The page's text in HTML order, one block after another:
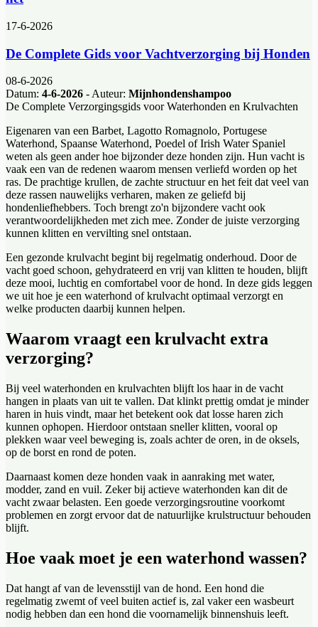
17-6-2026
De Complete Gids voor Vachtverzorging bij Honden
08-6-2026
Datum: 4-6-2026 - Auteur: Mijnhondenshampoo
De Complete Verzorgingsgids voor Waterhonden en Krulvachten
Eigenaren van een Barbet, Lagotto Romagnolo, Portugese
Waterhond, Spaanse Waterhond, Poedel of Irish Water Spaniel
weten als geen ander hoe bijzonder deze honden zijn. Hun vacht is
vaak een van de redenen waarom mensen verliefd worden op het
ras. De prachtige krullen, de zachte structuur en het feit dat veel van
deze rassen nauwelijks verharen, maken ze geliefd bij
hondenliefhebbers. Toch brengt zo'n bijzondere vacht ook
verantwoordelijkheden met zich mee. Zonder de juiste verzorging
kunnen klitten en vervilting snel ontstaan.
Een gezonde krulvacht begint bij regelmatig onderhoud. Door de
vacht goed schoon, gehydrateerd en vrij van klitten te houden, blijft
deze mooi, luchtig en comfortabel voor de hond. In deze gids leggen
we uit hoe je een waterhond of krulvacht optimaal verzorgt en
welke producten daarbij kunnen helpen.
Waarom vraagt een krulvacht extra
verzorging?
Bij veel waterhonden en krulvachten blijft los haar in de vacht
hangen in plaats van uit te vallen. Dat klinkt prettig omdat je minder
haren in huis vindt, maar het betekent ook dat losse haren zich
kunnen ophopen. Hierdoor ontstaan sneller klitten, vooral op
plekken waar veel beweging is, zoals achter de oren, in de oksels,
op de borst en rond de poten.
Daarnaast komen deze honden vaak in aanraking met water,
modder, zand en vuil. Zeker bij actieve waterhonden kan dit de
vacht zwaar belasten. Een goede verzorgingsroutine voorkomt
problemen en zorgt ervoor dat de natuurlijke krulstructuur behouden
blijft.
Hoe vaak moet je een waterhond wassen?
Dat hangt af van de levensstijl van de hond. Een hond die
regelmatig zwemt of veel buiten actief is, zal vaker een wasbeurt
nodig hebben dan een hond die voornamelijk binnenshuis leeft.